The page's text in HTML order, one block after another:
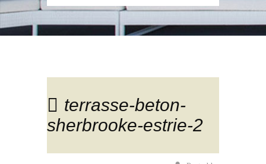
terrasse-beton-
sherbrooke-estrie-2